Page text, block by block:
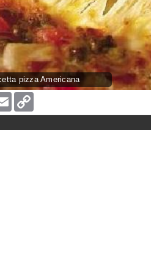
pizza Americana
Email